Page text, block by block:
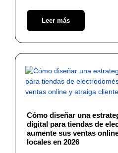
Leer más
Cómo diseñar una
digital para tiendas de
aumente sus ventas
locales en 2026